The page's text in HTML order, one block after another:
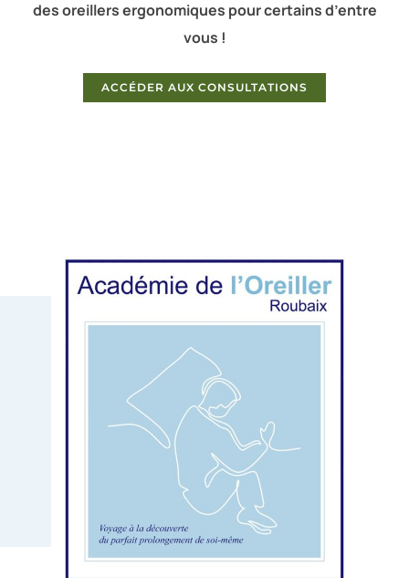
des oreillers ergonomiques pour certains d’entre
vous !
ACCÉDER AUX CONSULTATIONS